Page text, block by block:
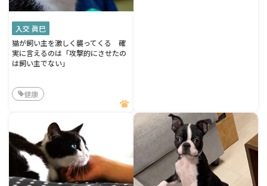
入交 眞巳
猫が飼い主を激しく襲ってくる 確
実に言えるのは「攻撃的にさせたの
は飼い主でない」
健康